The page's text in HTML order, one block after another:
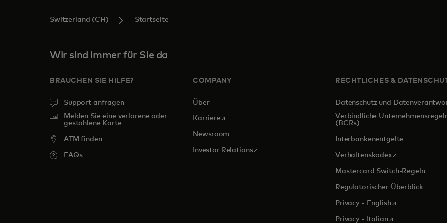
Switzerland (CH) Startseite
Wir sind immer für Sie da
BRAUCHEN SIE HILFE?
Support anfragen
Melden Sie eine verlorene oder
gestohlene Karte
ATM finden
FAQs
COMPANY
Über
Karrierewird in einer neuen Registerkarte geöffnet
Newsroom
Investor Relationswird in einer neuen Registerkarte geöffnet
RECHTLICHES &
Datenschutz und
Verbindliche
(BCRs)
Interbankenentgelte
Verhaltenskodexwird in einer
Mastercard Switch-Regeln
Regulatorischer Überblick
Privacy - Englishwird in einer
Privacy - Italianwird in einer